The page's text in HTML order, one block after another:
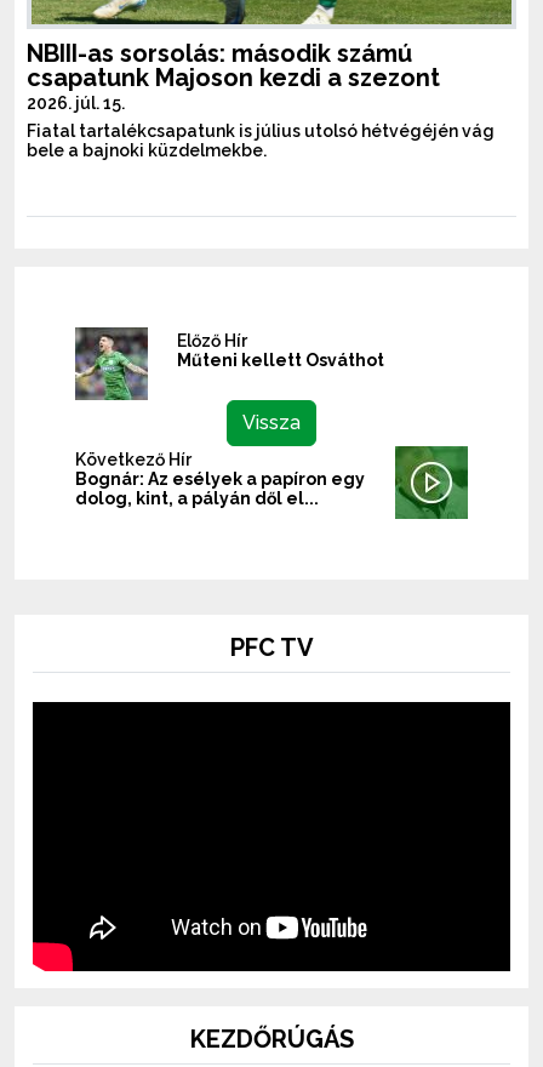
NBIII-as sorsolás: második számú
csapatunk Majoson kezdi a szezont
2026. júl. 15.
Fiatal tartalékcsapatunk is július utolsó hétvégéjén vág
bele a bajnoki küzdelmekbe.
Előző Hír
Műteni kellett Osváthot
Vissza
Következő Hír
Bognár: Az esélyek a papíron egy
dolog, kint, a pályán dől el...
PFC TV
KEZDŐRÚGÁS